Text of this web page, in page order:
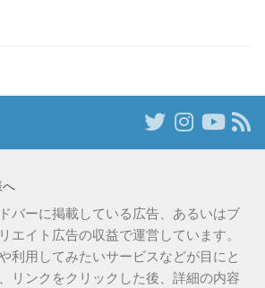
へ
バーに掲載している広告、あるいはブ
エイト広告の収益で運営しています。
利用してみたいサービスなどが目にと
リンクをクリックした後、詳細の内容